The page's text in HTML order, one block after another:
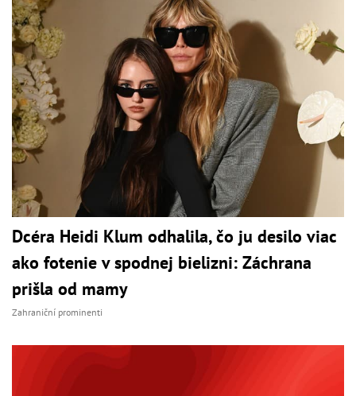
Dcéra Heidi Klum odhalila, čo ju desilo viac
ako fotenie v spodnej bielizni: Záchrana
prišla od mamy
Zahraniční prominenti